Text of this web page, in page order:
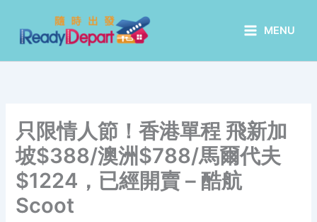
content
MENU
只限情人節！香港單程 飛新加
坡$388/澳洲$788/馬爾代夫
$1224，已經開賣 – 酷航
Scoot